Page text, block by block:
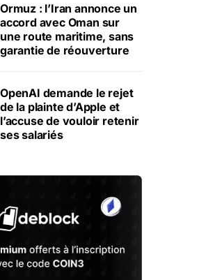
Ormuz : l’Iran annonce un
accord avec Oman sur
une route maritime, sans
garantie de réouverture
OpenAI demande le rejet
de la plainte d’Apple et
l’accuse de vouloir retenir
ses salariés